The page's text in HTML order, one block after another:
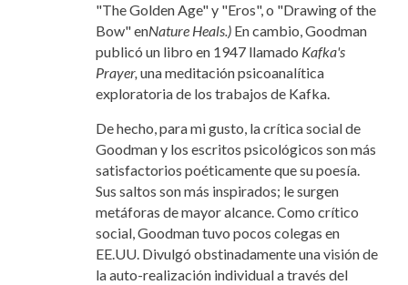
"The Golden Age" y "Eros", o "Drawing of the
Bow" enNature Heals.) En cambio, Goodman
publicó un libro en 1947 llamado Kafka's
Prayer, una meditación psicoanalítica
exploratoria de los trabajos de Kafka.
De hecho, para mi gusto, la crítica social de
Goodman y los escritos psicológicos son más
satisfactorios poéticamente que su poesía.
Sus saltos son más inspirados; le surgen
metáforas de mayor alcance. Como crítico
social, Goodman tuvo pocos colegas en
EE.UU. Divulgó obstinadamente una visión de
la auto-realización individual a través del